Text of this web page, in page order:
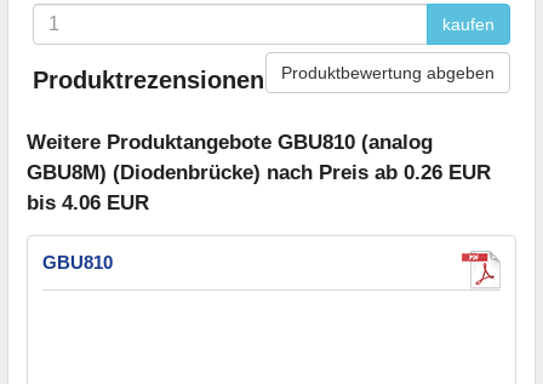
kaufen
Produktrezensionen Produktbewertung abgeben
Weitere Produktangebote GBU810 (analog
GBU8M) (Diodenbrücke) nach Preis ab 0.26 EUR
bis 4.06 EUR
GBU810